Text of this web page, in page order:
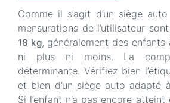
Comme il s’agit d’un siège
mensurations de l’utilisateur
18 kg, généralement des enfants
ni plus ni moins. La
déterminante. Vérifiez bien
et bien d’un siège auto adapté
Si l’enfant n’a pas encore